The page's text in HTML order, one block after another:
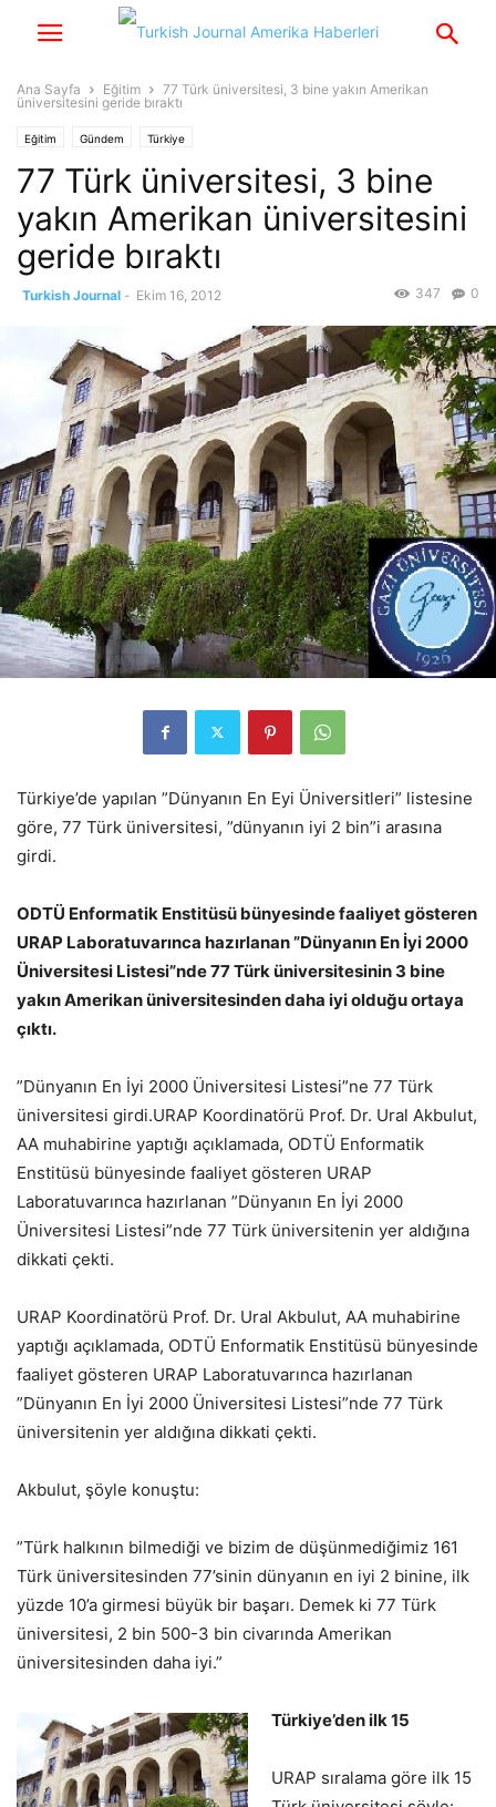
Ana Sayfa Eğitim
77 Türk üniversitesi, 3 bine yakın Amerikan
üniversitesini geride bıraktı
Eğitim Gündem Türkiye
77 Türk üniversitesi, 3 bine
yakın Amerikan üniversitesini
geride bıraktı
Turkish Journal - Ekim 16, 2012 0
347
Türkiye’de yapılan ”Dünyanın En Eyi Üniversitleri” listesine
göre, 77 Türk üniversitesi, ”dünyanın iyi 2 bin”i arasına
girdi.
ODTÜ Enformatik Enstitüsü bünyesinde faaliyet gösteren
URAP Laboratuvarınca hazırlanan ”Dünyanın En İyi 2000
Üniversitesi Listesi”nde 77 Türk üniversitesinin 3 bine
yakın Amerikan üniversitesinden daha iyi olduğu ortaya
çıktı.
”Dünyanın En İyi 2000 Üniversitesi Listesi”ne 77 Türk
üniversitesi girdi.URAP Koordinatörü Prof. Dr. Ural Akbulut,
AA muhabirine yaptığı açıklamada, ODTÜ Enformatik
Enstitüsü bünyesinde faaliyet gösteren URAP
Laboratuvarınca hazırlanan ”Dünyanın En İyi 2000
Üniversitesi Listesi”nde 77 Türk üniversitenin yer aldığına
dikkati çekti.
URAP Koordinatörü Prof. Dr. Ural Akbulut, AA muhabirine
yaptığı açıklamada, ODTÜ Enformatik Enstitüsü bünyesinde
faaliyet gösteren URAP Laboratuvarınca hazırlanan
”Dünyanın En İyi 2000 Üniversitesi Listesi”nde 77 Türk
üniversitenin yer aldığına dikkati çekti.
Akbulut, şöyle konuştu:
”Türk halkının bilmediği ve bizim de düşünmediğimiz 161
Türk üniversitesinden 77’sinin dünyanın en iyi 2 binine, ilk
yüzde 10’a girmesi büyük bir başarı. Demek ki 77 Türk
üniversitesi, 2 bin 500-3 bin civarında Amerikan
üniversitesinden daha iyi.”
Türkiye’den ilk 15
URAP sıralama göre ilk 15